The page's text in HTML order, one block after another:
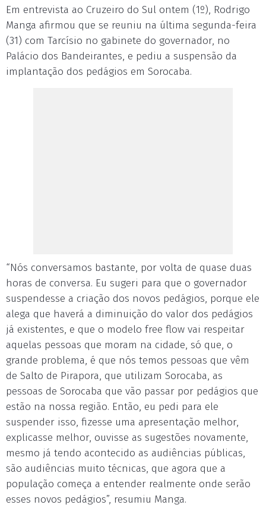
Em entrevista ao Cruzeiro do Sul ontem (1º), Rodrigo
Manga afirmou que se reuniu na última segunda-feira
(31) com Tarcísio no gabinete do governador, no
Palácio dos Bandeirantes, e pediu a suspensão da
implantação dos pedágios em Sorocaba.
“Nós conversamos bastante, por volta de quase duas
horas de conversa. Eu sugeri para que o governador
suspendesse a criação dos novos pedágios, porque ele
alega que haverá a diminuição do valor dos pedágios
já existentes, e que o modelo free flow vai respeitar
aquelas pessoas que moram na cidade, só que, o
grande problema, é que nós temos pessoas que vêm
de Salto de Pirapora, que utilizam Sorocaba, as
pessoas de Sorocaba que vão passar por pedágios que
estão na nossa região. Então, eu pedi para ele
suspender isso, fizesse uma apresentação melhor,
explicasse melhor, ouvisse as sugestões novamente,
mesmo já tendo acontecido as audiências públicas,
são audiências muito técnicas, que agora que a
população começa a entender realmente onde serão
esses novos pedágios”, resumiu Manga.